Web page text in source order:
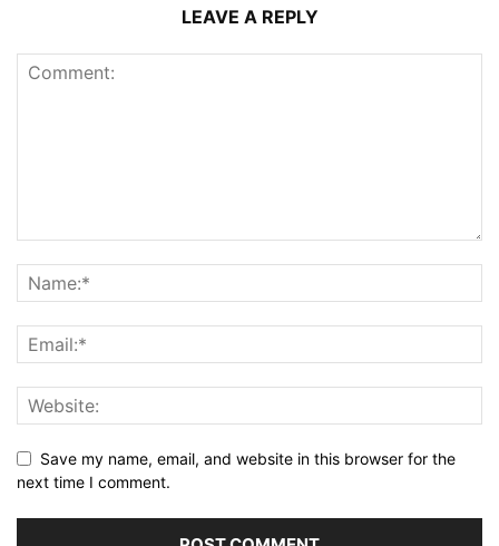
LEAVE A REPLY
Save my name, email, and website in this browser for the
next time I comment.